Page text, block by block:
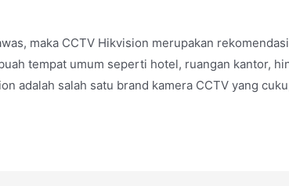
maka CCTV Hikvision merupakan
tempat umum seperti hotel, ruangan kantor,
adalah salah satu brand kamera CCTV yang